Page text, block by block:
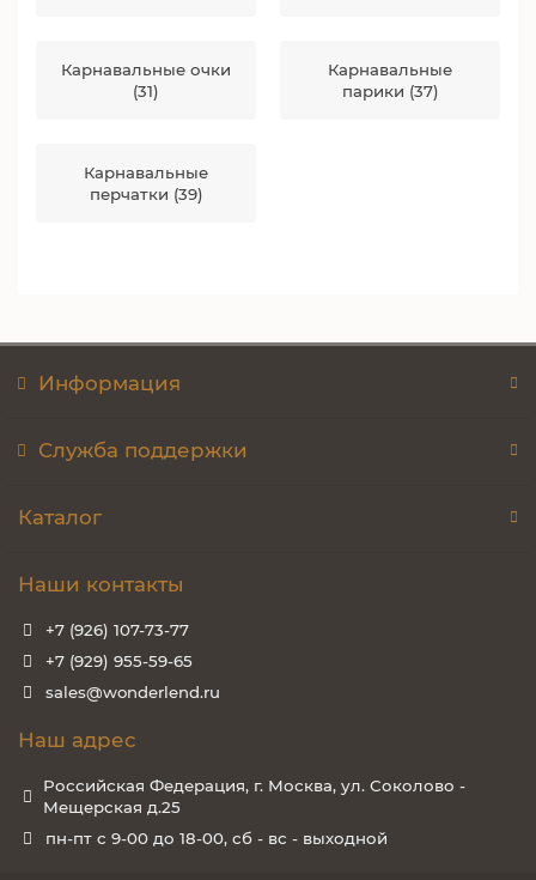
Карнавальные очки
(31)
Карнавальные
парики (37)
Карнавальные
перчатки (39)
Информация
Служба поддержки
Каталог
Наши контакты
+7 (926) 107-73-77
+7 (929) 955-59-65
sales@wonderlend.ru
Наш адрес
Российская Федерация, г. Москва, ул. Соколово -
Мещерская д.25
пн-пт с 9-00 до 18-00, сб - вс - выходной